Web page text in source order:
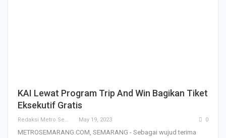
KAI Lewat Program Trip And Win Bagikan Tiket
Eksekutif Gratis
Redaksi Metro Semarang May 19, 2023 0
METROSEMARANG.COM, SEMARANG - Sebagai wujud terima